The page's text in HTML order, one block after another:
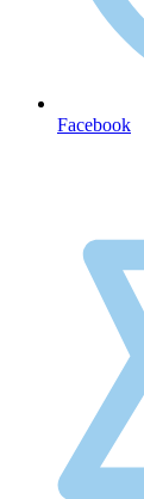
Facebook